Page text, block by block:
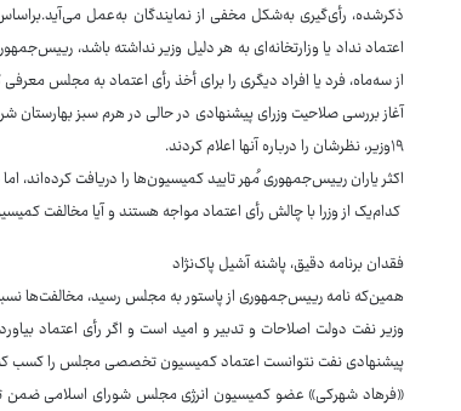
ذکرشده، رأی‌گیری به‌شکل مخفی از نمایندگان به‌عمل
از سه‌ماه، فرد یا افراد دیگری را برای أخذ رأی اعتماد به مجلس معرفی
آغاز بررسی صلاحیت وزرای پیشنهادی در حالی در هرم سبز
۱۹وزیر، نظرشان را درباره آنها اعلام کردند.
اکثر یاران رییس‌جمهوری مُهر تایید کمیسیون‌ها را دریافت کرده‌اند،
کدام‌یک از وزرا با چالش رأی اعتماد مواجه هستند و آیا مخالفت
فقدان برنامه دقیق، پاشنه آشیل پاک‌نژاد
همین‌که نامه رییس‌جمهوری از پاستور به مجلس رسید، مخالفت‌ها
وزیر نفت دولت اصلاحات و تدبیر و امید است و اگر رأی اعتماد
پیشنهادی نفت نتوانست اعتماد کمیسیون تخصصی مجلس را کسب